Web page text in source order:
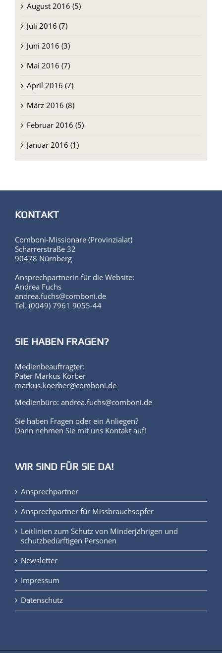
August 2016 (5)
Juli 2016 (7)
Juni 2016 (3)
Mai 2016 (7)
April 2016 (7)
März 2016 (8)
Februar 2016 (5)
Januar 2016 (1)
KONTAKT
Comboni-Missionare (Provinzialat)
Scharrerstraße 32
90478 Nürnberg
Ansprechpartnerin für die Website:
Andrea Fuchs
andrea.fuchs@comboni.de
Tel. (0049) 7961 9055-44
SIE HABEN FRAGEN?
Medienbeauftragter:
Pater Markus Körber
markus.koerber@comboni.de
Medienbüro: andrea.fuchs@comboni.de
Sie haben Fragen oder ein Anliegen?
Dann nehmen Sie mit uns Kontakt auf!
WIR SIND FÜR SIE DA!
Ansprechpartner
Ansprechpartner für Missbrauchsopfer
Leitlinien zum Schutz von Minderjährigen und
schutzbedürftigen Personen
Newsletter
Impressum
Datenschutz